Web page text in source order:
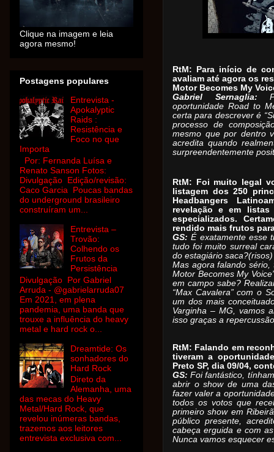
RtM: Para início de
avaliam até agora os
Motor Becomes My
Gabriel Sernaglia:
oportunidade Road to
certa para descrever é
processo de
mesmo que por dentro
acredita quando
surpreendentemente
RtM: Foi muito legal
listagem dos 250
Headbangers
revelação e em
especializados.
rendido mais frutos
GS: É exatamente esse
tudo foi muito surreal
do estagiário saca?(risos)
Mas agora falando sério,
Motor Becomes My
em campo sabe?
“Max Cavalera” com o
um dos mais
Varginha – MG, vamos
isso graças a
RtM: Falando em
tiveram a
Preto SP, dia 09/04,
GS: Foi fantástico,
abrir o show de uma
fazer valer a
todos os votos que
primeiro show em
público presente,
cabeça erguida e com
Nunca vamos esquecer
Clique na imagem e leia
agora mesmo!
Postagens populares
Entrevista -
Apokalyptic
Raids :
Resistência e
Foco no que
Importa
Por: Fernanda Luísa e
Renato Sanson Fotos:
Divulgação Edição/revisão:
Caco Garcia Poucas bandas
do underground brasileiro
construíram um...
Entrevista –
Trovão:
Colhendo os
Frutos da
Persistência
Divulgação Por Gabriel
Arruda - @gabrielarruda07
Em 2021, em plena
pandemia, uma banda que
trouxe a influência do heavy
metal e hard rock o...
Dreamtide: Os
sonhadores do
Hard Rock
Direto da
Alemanha, uma
das mecas do Heavy
Metal/Hard Rock, que
revelou inúmeras bandas,
trazemos aos leitores
entrevista exclusiva com...